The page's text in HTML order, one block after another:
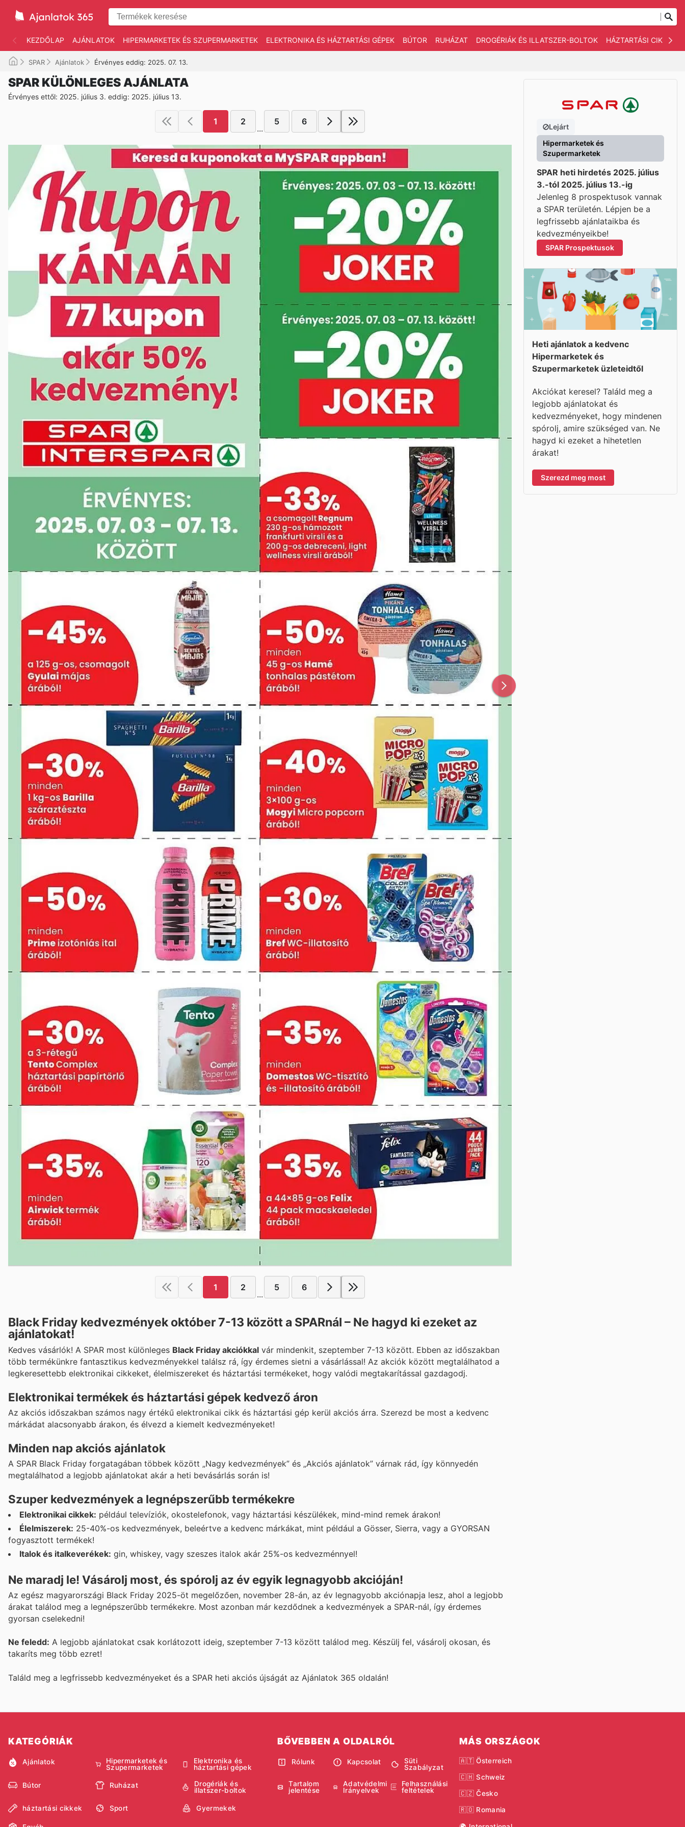
KEZDŐLAP AJÁNLATOK HIPERMARKETEK ÉS SZUPERMARKETEK ELEKTRONIKA ÉS HÁZTARTÁSI GÉPEK BÚTOR RUHÁZAT DROGÉRIÁK ÉS ILLATSZER-BOLTOK HÁZTARTÁSI CIKKEK
SPAR Ajánlatok Érvényes eddig: 2025. 07. 13.
SPAR KÜLÖNLEGES AJÁNLATA
Érvényes ettől: 2025. július 3. eddig: 2025. július 13.
1 2
...
5 6
1 2
...
5 6
Black Friday kedvezmények október 7-13 között a SPARnál – Ne hagyd ki ezeket az
ajánlatokat!
Kedves vásárlók! A SPAR most különleges Black Friday akciókkal vár mindenkit, szeptember 7-13 között. Ebben az időszakban
több termékünkre fantasztikus kedvezményekkel találsz rá, így érdemes sietni a vásárlással! Az akciók között megtalálhatod a
legkeresettebb elektronikai cikkeket, élelmiszereket és háztartási termékeket, hogy valódi megtakarítással gazdagodj.
Elektronikai termékek és háztartási gépek kedvező áron
Az akciós időszakban számos nagy értékű elektronikai cikk és háztartási gép kerül akciós árra. Szerezd be most a kedvenc
márkádat alacsonyabb árakon, és élvezd a kiemelt kedvezményeket!
Minden nap akciós ajánlatok
A SPAR Black Friday forgatagában többek között „Nagy kedvezmények” és „Akciós ajánlatok” várnak rád, így könnyedén
megtalálhatod a legjobb ajánlatokat akár a heti bevásárlás során is!
Szuper kedvezmények a legnépszerűbb termékekre
Elektronikai cikkek: például televíziók, okostelefonok, vagy háztartási készülékek, mind-mind remek árakon!
Élelmiszerek: 25-40%-os kedvezmények, beleértve a kedvenc márkákat, mint például a Gösser, Sierra, vagy a GYORSAN
fogyasztott termékek!
Italok és italkeverékek: gin, whiskey, vagy szeszes italok akár 25%-os kedvezménnyel!
Ne maradj le! Vásárolj most, és spórolj az év egyik legnagyobb akcióján!
Az egész magyarországi Black Friday 2025-öt megelőzően, november 28-án, az év legnagyobb akciónapja lesz, ahol a legjobb
árakat találod meg a legnépszerűbb termékekre. Most azonban már kezdődnek a kedvezmények a SPAR-nál, így érdemes
gyorsan cselekedni!
Ne feledd: A legjobb ajánlatokat csak korlátozott ideig, szeptember 7-13 között találod meg. Készülj fel, vásárolj okosan, és
takaríts meg több ezret!
Találd meg a legfrissebb kedvezményeket és a SPAR heti akciós újságát az Ajánlatok 365 oldalán!
Lejárt
Hipermarketek és
Szupermarketek
SPAR heti hirdetés 2025. július
3.-tól 2025. július 13.-ig
Jelenleg 8 prospektusok vannak
a SPAR területén. Lépjen be a
legfrissebb ajánlataikba és
kedvezményeikbe!
SPAR Prospektusok
Heti ajánlatok a kedvenc
Hipermarketek és
Szupermarketek üzleteidtől
Akciókat keresel? Találd meg a
legjobb ajánlatokat és
kedvezményeket, hogy mindenen
spórolj, amire szükséged van. Ne
hagyd ki ezeket a hihetetlen
árakat!
Szerezd meg most
KATEGÓRIÁK
Ajánlatok
Hipermarketek és
Szupermarketek
Elektronika és
háztartási gépek
Bútor Ruházat
Drogériák és
illatszer-boltok
háztartási cikkek Sport Gyermekek
BŐVEBBEN A OLDALRÓL
Rólunk Kapcsolat
Süti
Szabályzat
Tartalom
jelentése
Adatvédelmi
Irányelvek
Felhasználási
feltételek
MÁS ORSZÁGOK
🇦🇹 Österreich
🇨🇭 Schweiz
🇨🇿 Česko
🇷🇴 Romania